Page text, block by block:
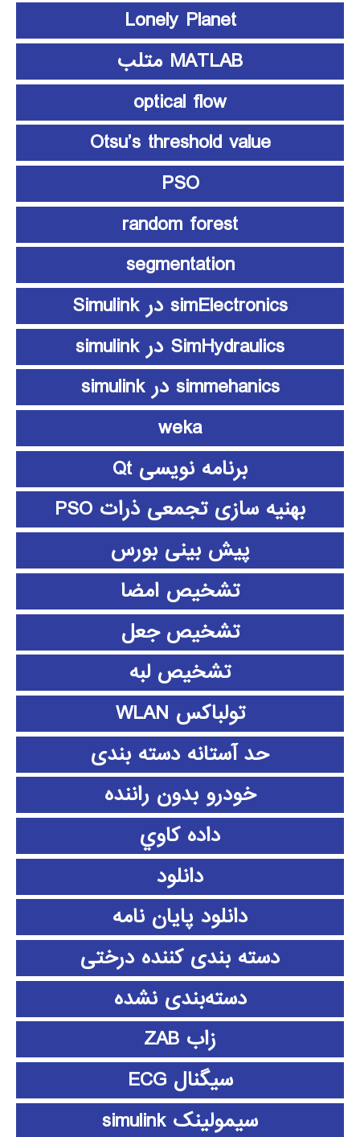
Lonely Planet
MATLAB متلب
optical flow
Otsu’s threshold value
PSO
random forest
segmentation
simElectronics در Simulink
SimHydraulics در simulink
simmehanics در simulink
weka
برنامه نویسی Qt
بهنیه سازی تجمعی ذرات PSO
پیش بینی بورس
تشخیص امضا
تشخیص جعل
تشخیص لبه
تولباکس WLAN
حد آستانه دسته بندی
خودرو بدون راننده
داده كاوي
دانلود
دانلود پايان نامه
دسته بندی کننده درختی
دسته‌بندی نشده
زاب ZAB
سیگنال ECG
سیمولینک simulink